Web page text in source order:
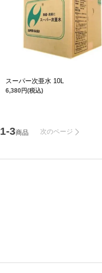
スーパー次亜水 10L
6,380円(税込)
1-3商品 次のページ